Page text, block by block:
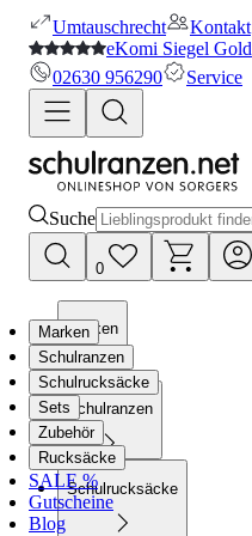
Umtauschrecht
Kontakt
eKomi Siegel Gold
02630 956290
Service
Suche
0
Marken
Schulranzen
Schulrucksäcke
Marken
Schulranzen
Schulrucksäcke
Sets
Zubehör
Rucksäcke
SALE %
Gutscheine
Blog